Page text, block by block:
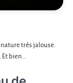
très jalouse.
bien…